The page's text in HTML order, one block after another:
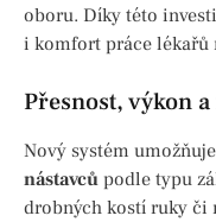
oboru. Díky této
i komfort práce lékařů
Přesnost, výkon
Nový systém
nástavců podle typu
drobných kostí ruky či